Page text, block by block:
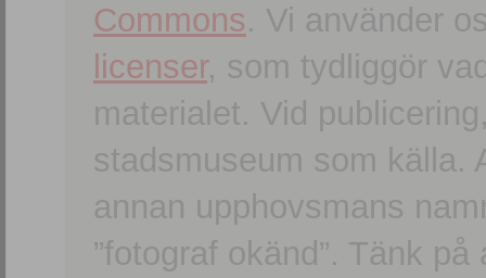
Commons. Vi använder
licenser, som tydliggör
materialet. Vid
stadsmuseum som källa.
annan upphovsmans
”fotograf okänd”. Tänk